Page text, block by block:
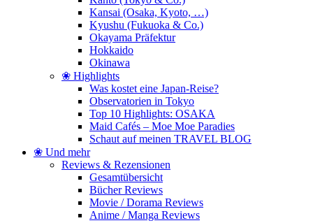
Kansai (Osaka, Kyoto, …)
Kyushu (Fukuoka & Co.)
Okayama Präfektur
Hokkaido
Okinawa
❀ Highlights
Was kostet eine Japan-Reise?
Observatorien in Tokyo
Top 10 Highlights: OSAKA
Maid Cafés – Moe Moe Paradies
Schaut auf meinen TRAVEL BLOG
❀ Und mehr
Reviews & Rezensionen
Gesamtübersicht
Bücher Reviews
Movie / Dorama Reviews
Anime / Manga Reviews